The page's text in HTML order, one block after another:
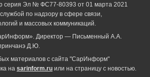
серия Эл № ФС77-80393 от 01 марта 2021
по надзору в сфере связи,
и массовых коммуникаций.
Директор — Письменный А.А.
Д.Ю.
материалов с сайта "СарИнформ"
на sarinform.ru или на страницу с новостью.